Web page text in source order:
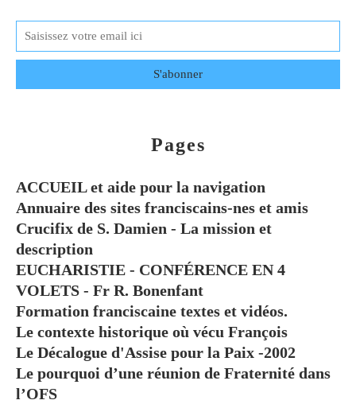
Pages
ACCUEIL et aide pour la navigation
Annuaire des sites franciscains-nes et amis
Crucifix de S. Damien - La mission et
description
EUCHARISTIE - CONFÉRENCE EN 4
VOLETS - Fr R. Bonenfant
Formation franciscaine textes et vidéos.
Le contexte historique où vécu François
Le Décalogue d'Assise pour la Paix -2002
Le pourquoi d’une réunion de Fraternité dans
l’OFS